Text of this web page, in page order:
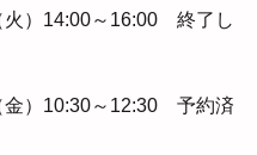
）14:00～16:00　終了し
）10:30～12:30　予約済